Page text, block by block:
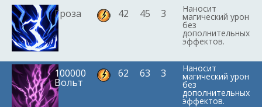
Гроза 42 45 3 Наносит
магический урон
без
дополнительных
эффектов.
100000
Вольт
62 63 3 Наносит
магический урон
без
дополнительных
эффектов.